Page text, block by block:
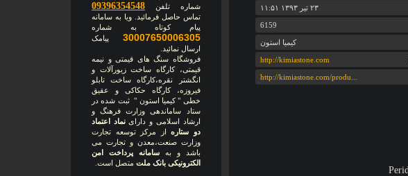
‎۲۳ تیر ۱۳۹۳ ۱۱:۵۱
6159
کیمیا استون
http://kimiastone.com
http://kimiastone.com/produ...
شماره تلفن 09396354548
تماس حاصل فرمائید. ویا به سامانه
پیام کوتاه به شماره
30007650006305 پیامک
ارسال نمائید.
فروشگاه سنگ های قیمتی و نیمه
قیمتی، کارگاه ساخت زیورآلات و
انگشتر نقره،کارگاه ساخت تابلو
فیروزه، کارگاه حکاکی و عقیق
خطی " کیمیا استون " ثبت شده در
ستاد ساماندهی وزارت فرهنگ و
ارشاد اسلامی و داراینماد اعتماد
دو ستاره از مرکز توسعه تجارت
وزارت صنعت،معدن و تجارت می
باشد و بهسامانه پرداخت امن
الکترونیکی بانک ملت متصل است.